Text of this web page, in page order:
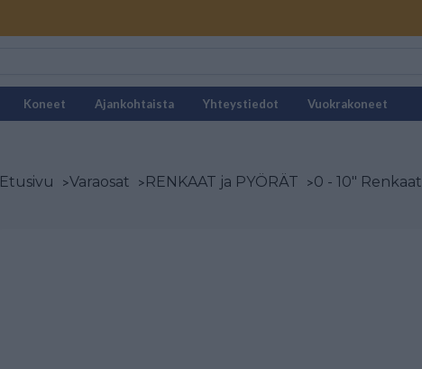
Koneet Ajankohtaista Yhteystiedot Vuokrakoneet
Etusivu >Varaosat >RENKAAT ja PYÖRÄT >0 - 10" Renkaat